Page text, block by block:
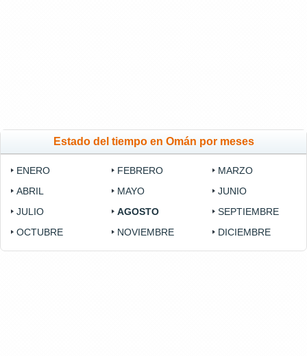
Estado del tiempo en Omán por meses
ENERO FEBRERO
MARZO
ABRIL
MAYO
JUNIO
JULIO
AGOSTO
SEPTIEMBRE
OCTUBRE
NOVIEMBRE DICIEMBRE